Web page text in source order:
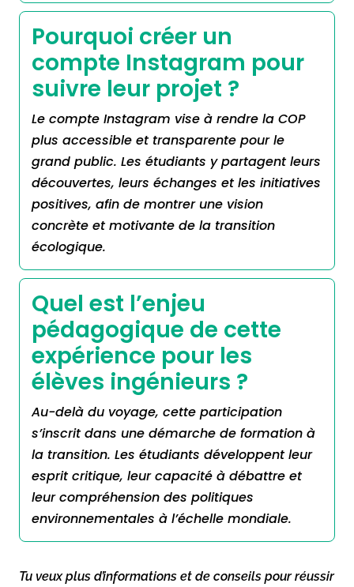
Pourquoi créer un
compte Instagram pour
suivre leur projet ?
Le compte Instagram vise à rendre la COP
plus accessible et transparente pour le
grand public. Les étudiants y partagent leurs
découvertes, leurs échanges et les initiatives
positives, afin de montrer une vision
concrète et motivante de la transition
écologique.
Quel est l’enjeu
pédagogique de cette
expérience pour les
élèves ingénieurs ?
Au-delà du voyage, cette participation
s’inscrit dans une démarche de formation à
la transition. Les étudiants développent leur
esprit critique, leur capacité à débattre et
leur compréhension des politiques
environnementales à l’échelle mondiale.
Tu veux plus d’informations et de conseils pour réussir